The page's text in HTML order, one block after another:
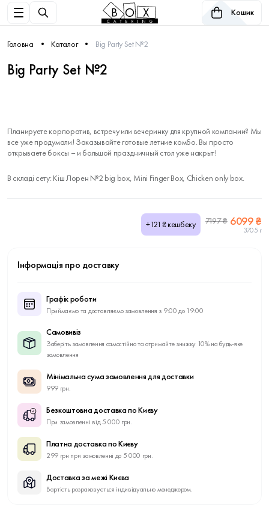
Кошик
Головна Каталог Big Party Set №2
Big Party Set №2
Планируете корпоратив, встречу или вечеринку для крупной компании? Мы
все уже продумали! Заказывайте готовые летние комбо. Вы просто
открываете боксы – и большой праздничный стол уже накрыт!
В складі сету: Кіш Лорен №2 big box, Mini Finger Box, Chicken only box.
+121₴ кешбеку 7197 ₴ 6099 ₴
3705 г
Інформація про доставку
Графік роботи
Приймаємо та доставляємо замовлення з 9:00 до 19:00
Самовивіз
Заберіть замовлення самостійно та отримайте знижку 10% на будь-яке
замовлення
Мінімальна сума замовлення для доставки
999 грн.
Безкоштовна доставка по Києву
При замовленні від 5 000 грн.
Платна доставка по Києву
299 грн при замовленні до 5 000 грн.
Доставка за межі Києва
Вартість розраховується індивідуально менеджером.